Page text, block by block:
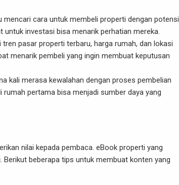
mencari cara untuk membeli properti dengan potensi
investasi bisa menarik perhatian mereka.
pasar properti terbaru, harga rumah, dan lokasi
menarik pembeli yang ingin membuat keputusan
kali merasa kewalahan dengan proses pembelian
pertama bisa menjadi sumber daya yang
nilai kepada pembaca. eBook properti yang
beberapa tips untuk membuat konten yang